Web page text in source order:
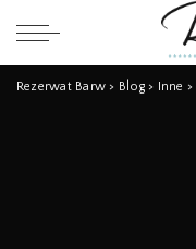
Rezerwat Barw > Blog> Inne >